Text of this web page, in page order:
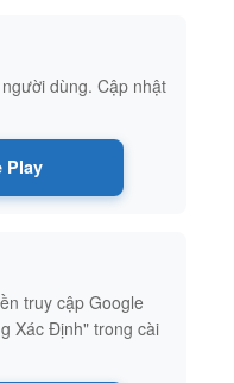
dùng. Cập nhật
Play
truy cập Google
Xác Định" trong cài